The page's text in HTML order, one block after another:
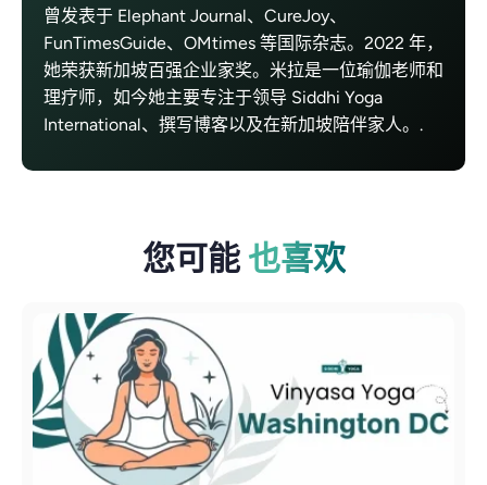
曾发表于 Elephant Journal、CureJoy、
FunTimesGuide、OMtimes 等国际杂志。2022 年，
她荣获新加坡百强企业家奖。米拉是一位瑜伽老师和
理疗师，如今她主要专注于领导 Siddhi Yoga
International、撰写博客以及在新加坡陪伴家人。.
您可能 也喜欢